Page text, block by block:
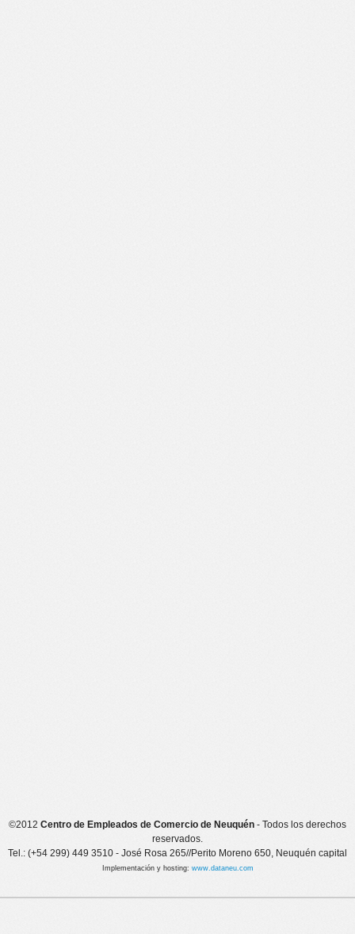
©2012 Centro de Empleados de Comercio de Neuquén - Todos los derechos
reservados.
Tel.: (+54 299) 449 3510 - José Rosa 265//Perito Moreno 650, Neuquén capital
Implementación y hosting: www.dataneu.com